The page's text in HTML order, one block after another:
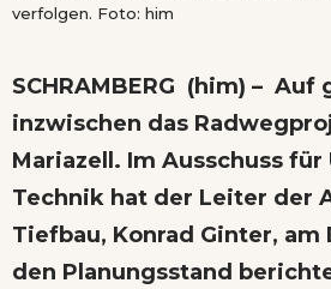
verfolgen. Foto: him
SCHRAMBERG (him) –
inzwischen das
Mariazell. Im Ausschuss für
Technik hat der Leiter der
Tiefbau, Konrad Ginter, am
den Planungsstand